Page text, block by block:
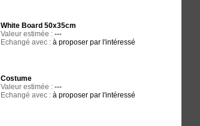
White Board 50x35cm
Valeur estimée : ---
Echangé avec : à proposer par l'intéressé
Costume
Valeur estimée : ---
Echangé avec : à proposer par l'intéressé